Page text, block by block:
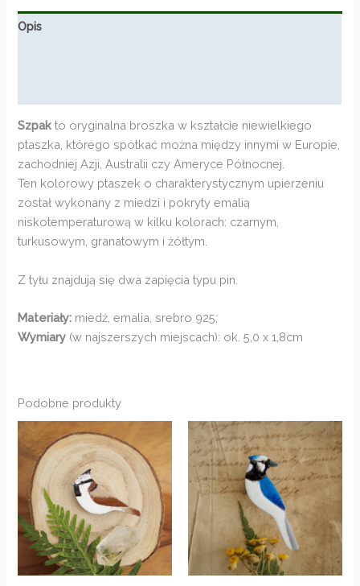
Opis
Szpak to oryginalna broszka w kształcie niewielkiego
ptaszka, którego spotkać można między innymi w Europie,
zachodniej Azji, Australii czy Ameryce Północnej.
Ten kolorowy ptaszek o charakterystycznym upierzeniu
został wykonany z miedzi i pokryty emalią
niskotemperaturową w kilku kolorach: czarnym,
turkusowym, granatowym i żółtym.
Z tyłu znajdują się dwa zapięcia typu pin.
Materiały: miedź, emalia, srebro 925;
Wymiary (w najszerszych miejscach): ok. 5,0 x 1,8cm
Podobne produkty